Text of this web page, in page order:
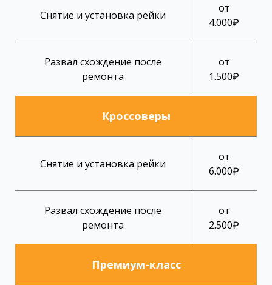
Снятие и установка рейки
от
4.000₽
Развал схождение после
ремонта
от
1.500₽
Кроссоверы
Снятие и установка рейки
от
6.000₽
Развал схождение после
ремонта
от
2.500₽
Премиум-класс